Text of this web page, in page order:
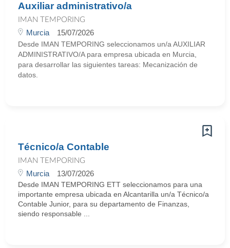
Auxiliar administrativo/a
IMAN TEMPORING
Murcia 15/07/2026
Desde IMAN TEMPORING seleccionamos un/a AUXILIAR
ADMINISTRATIVO/A para empresa ubicada en Murcia,
para desarrollar las siguientes tareas: Mecanización de
datos.
Técnico/a Contable
IMAN TEMPORING
Murcia 13/07/2026
Desde IMAN TEMPORING ETT seleccionamos para una
importante empresa ubicada en Alcantarilla un/a Técnico/a
Contable Junior, para su departamento de Finanzas,
siendo responsable ...